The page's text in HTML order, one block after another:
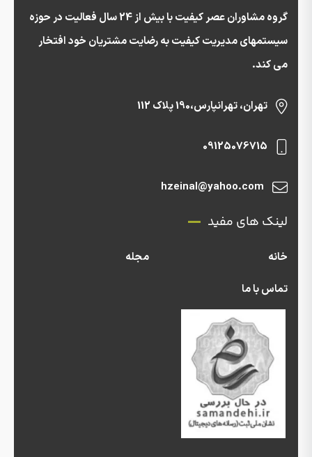
گروه مشاوران عصر کیفیت با بیش از 24 سال فعالیت در حوزه
سیستمهای مدیریت کیفیت به رضایت مشتریان خود افتخار
می کند.
تهران، تهرانپارس،190 پلاک 112
09125076715
hzeinal@yahoo.com
لینک های مفید
خانه
مجله
تماس با ما